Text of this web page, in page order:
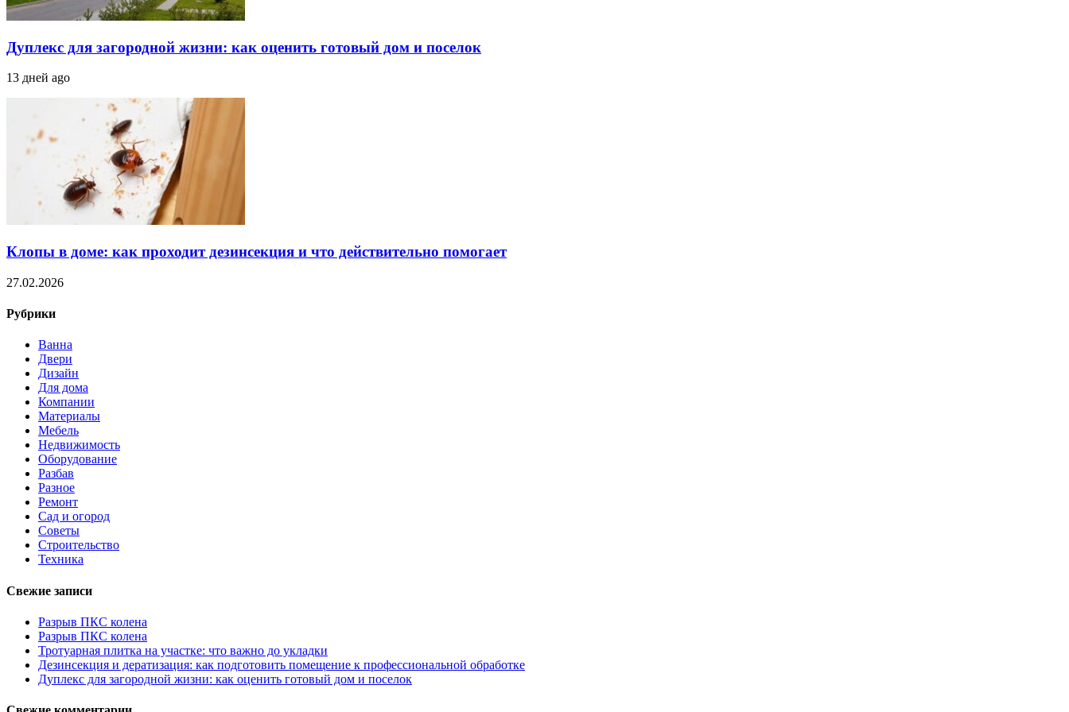
Дуплекс для загородной жизни: как оценить готовый дом и поселок
13 дней ago
Клопы в доме: как проходит дезинсекция и что действительно помогает
27.02.2026
Рубрики
Ванна
Двери
Дизайн
Для дома
Компании
Материалы
Мебель
Недвижимость
Оборудование
Разбав
Разное
Ремонт
Сад и огород
Советы
Строительство
Техника
Свежие записи
Разрыв ПКС колена
Разрыв ПКС колена
Тротуарная плитка на участке: что важно до укладки
Дезинсекция и дератизация: как подготовить помещение к профессиональной обработке
Дуплекс для загородной жизни: как оценить готовый дом и поселок